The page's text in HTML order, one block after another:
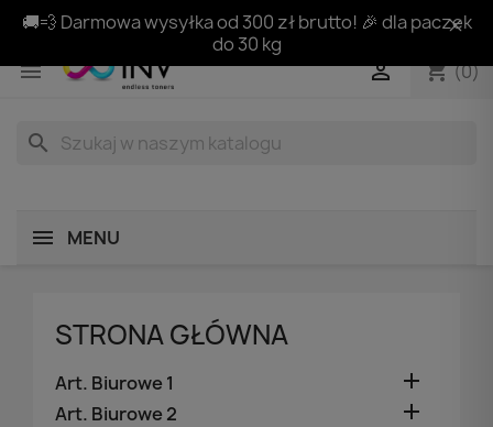
🚚💨 Darmowa wysyłka od 300 zł brutto! 🎉 dla paczek
do 30 kg
 shopping_cart(0)

search
MENU
STRONA GŁÓWNA
Art. Biurowe 1 
Art. Biurowe 2 